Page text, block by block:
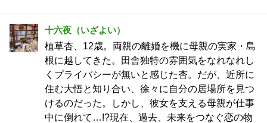
十六夜（いざよい）
植草杏、12歳。両親の離婚を機に母親の実家・島
根に越してきた。田舎独特の雰囲気をなれなれし
くプライバシーが無いと感じた杏。だが、近所に
住む大悟と知り合い、徐々に自分の居場所を見つ
けるのだった。しかし、彼女を支える母親が仕事
中に倒れて…!?現在、過去、未来をつなぐ恋の物